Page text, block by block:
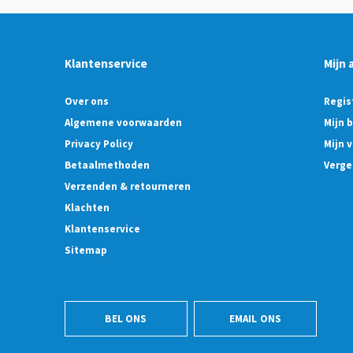
Klantenservice
Over ons
Algemene voorwaarden
Privacy Policy
Betaalmethoden
Verzenden & retourneren
Klachten
Klantenservice
Sitemap
Mijn
Mijn
Mijn
BEL ONS EMAIL ONS